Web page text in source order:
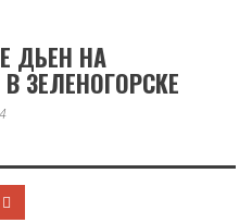
ДЬЕН НА
ЗЕЛЕНОГОРСКЕ